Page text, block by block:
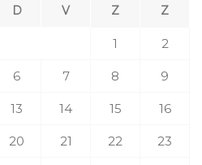
D V Z Z
1 2
6 7 8 9
13 14 15 16
20 21 22 23